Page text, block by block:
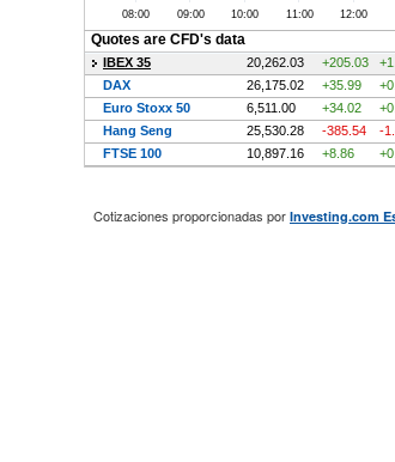
Cotizaciones proporcionadas por Investing.com